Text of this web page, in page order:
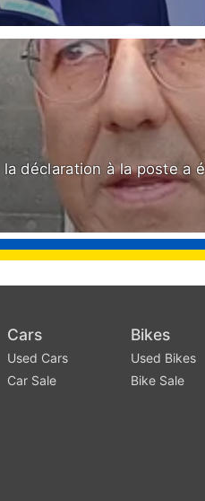
déclaration à la poste a
Cars
Used Cars
Car Sale
Bikes
Used Bikes
Bike Sale